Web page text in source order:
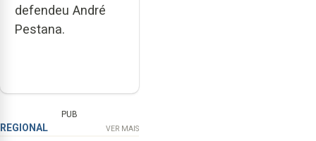
defendeu André
Pestana.
PUB
REGIONAL VER MAIS